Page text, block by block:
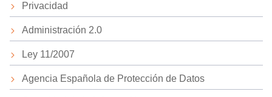
Privacidad
Administración 2.0
Ley 11/2007
Agencia Española de Protección de Datos